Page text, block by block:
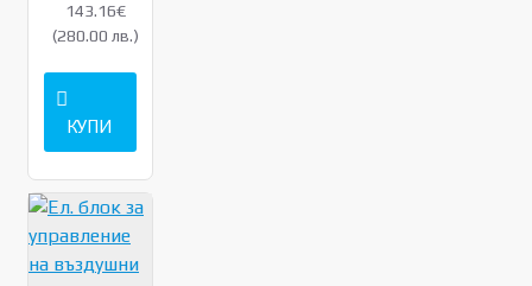
143.16€
(280.00 лв.)
КУПИ